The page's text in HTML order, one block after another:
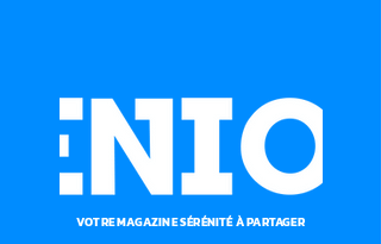
VOTRE MAGAZINE SÉRÉNITÉ À PARTAGER